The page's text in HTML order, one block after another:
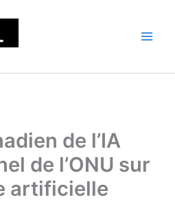
de l’IA
de l’ONU sur
artificielle